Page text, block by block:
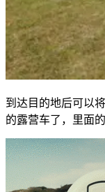
到达目的地后可以
的露营车了，里面